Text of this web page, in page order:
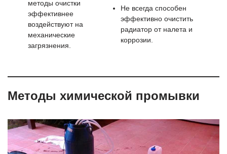
методы очистки
эффективнее
воздействуют на
механические
загрязнения.
Не всегда способен
эффективно очистить
радиатор от налета и
коррозии.
Методы химической промывки